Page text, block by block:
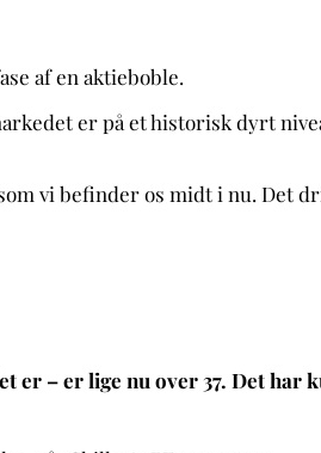
af en aktieboble.
er på et historisk dyrt
vi befinder os midt i nu. Det
er – er lige nu over 37. Det har